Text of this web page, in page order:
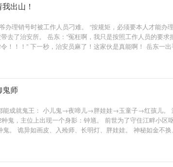
出山！
办理销号时被工作人员刁难。 “按规矩，必须要本人才能
去了治安所。 岳东：“冤枉啊，我只是按照工作人员的要
！！！” 下一秒，治安员麻了！这家伙是真能啊！ 岳东
鬼师
能成就鬼王： 小儿鬼→夜啼儿→胖娃娃→玉童子→红孩
鬼，主位上出现一个身影：钟馗。 前世为了守住江畔小
。 诡异如画皮、入殓师、长明灯、胖娃娃。 神秘如金不
看到的，请放心食用）